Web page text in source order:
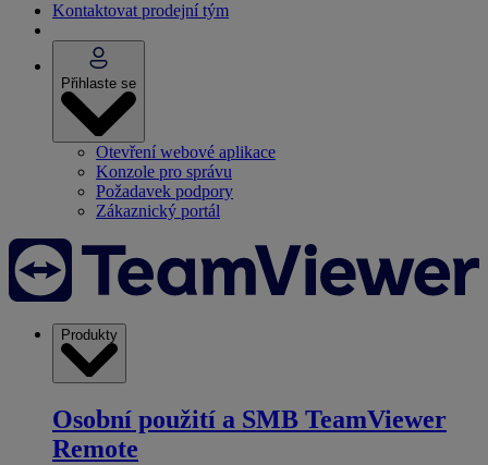
Kontaktovat prodejní tým
Přihlaste se
Otevření webové aplikace
Konzole pro správu
Požadavek podpory
Zákaznický portál
Produkty
Osobní použití a SMB TeamViewer
Remote